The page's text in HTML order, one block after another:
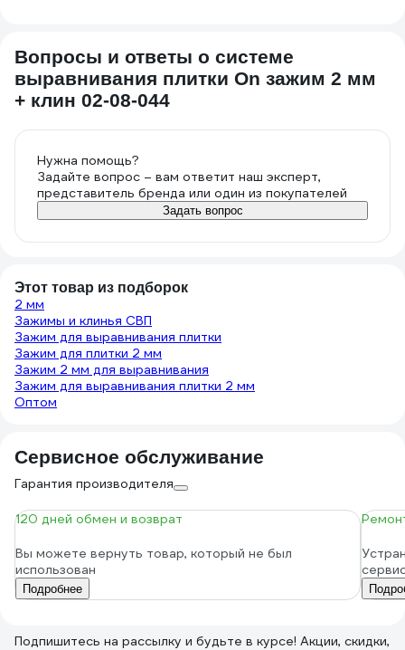
Вопросы и ответы о системе
выравнивания плитки On зажим 2 мм
+ клин 02-08-044
Нужна помощь?
Задайте вопрос – вам ответит наш эксперт,
представитель бренда или один из покупателей
Задать вопрос
Этот товар из подборок
2 мм
Зажимы и клинья СВП
Зажим для выравнивания плитки
Зажим для плитки 2 мм
Зажим 2 мм для выравнивания
Зажим для выравнивания плитки 2 мм
Оптом
Сервисное обслуживание
Гарантия производителя
120 дней обмен и возврат
Вы можете вернуть товар, который не был
использован
Подробнее
Подпишитесь на рассылку и будьте в курсе! Акции, скидки,